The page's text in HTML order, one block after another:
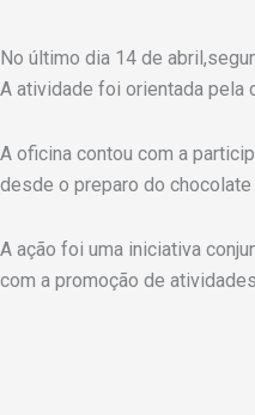
No último dia 14 de
A atividade foi orientada pela
A oficina contou com a
desde o preparo do
A ação foi uma iniciativa
com a promoção de